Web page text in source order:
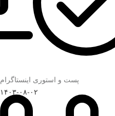
پست و استوری اینستاگرام
۱۴۰۳-۰۸-۰۲